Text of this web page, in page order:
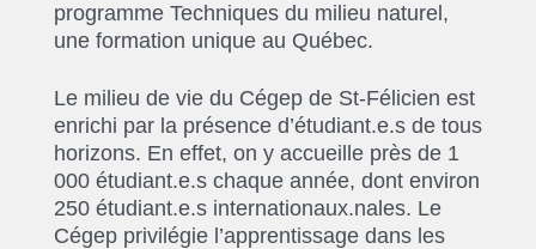
programme Techniques du milieu naturel,
une formation unique au Québec.
Le milieu de vie du Cégep de St-Félicien est
enrichi par la présence d’étudiant.e.s de tous
horizons. En effet, on y accueille près de 1
000 étudiant.e.s chaque année, dont environ
250 étudiant.e.s internationaux.nales. Le
Cégep privilégie l’apprentissage dans les